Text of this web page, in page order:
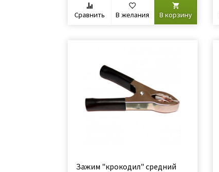
Сравнить В желания В корзину
Зажим "крокодил" средний